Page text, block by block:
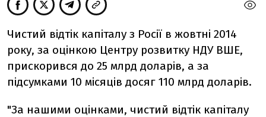
Чистий відтік капіталу з Росії в жовтні 2014
року, за оцінкою Центру розвитку НДУ ВШЕ,
прискорився до 25 млрд доларів, а за
підсумками 10 місяців досяг 110 млрд доларів.
"За нашими оцінками, чистий відтік капіталу